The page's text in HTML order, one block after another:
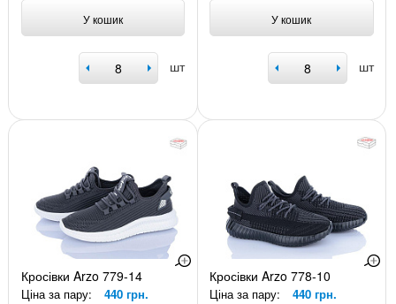
У кошик
шт
У кошик
шт
Кросівки Arzo 779-14
Ціна за пару: 440 грн.
Кросівки Arzo 778-10
Ціна за пару: 440 грн.